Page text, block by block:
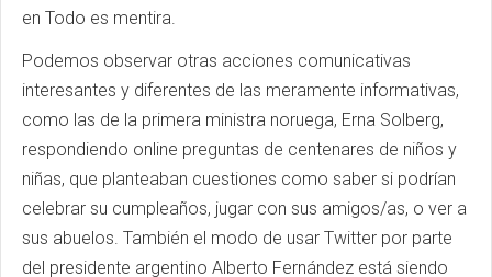
en Todo es mentira.
Podemos observar otras acciones comunicativas
interesantes y diferentes de las meramente informativas,
como las de la primera ministra noruega, Erna Solberg,
respondiendo online preguntas de centenares de niños y
niñas, que planteaban cuestiones como saber si podrían
celebrar su cumpleaños, jugar con sus amigos/as, o ver a
sus abuelos. También el modo de usar Twitter por parte
del presidente argentino Alberto Fernández está siendo